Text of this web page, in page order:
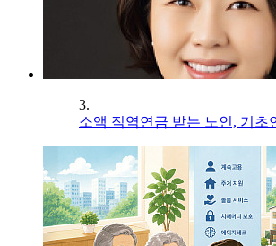
3.
소액 직역연금 받는 노인, 기초